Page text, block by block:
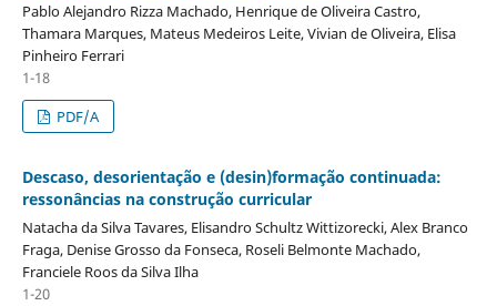
Pablo Alejandro Rizza Machado, Henrique de Oliveira Castro,
Thamara Marques, Mateus Medeiros Leite, Vivian de Oliveira, Elisa
Pinheiro Ferrari
1-18
PDF/A
Descaso, desorientação e (desin)formação continuada:
ressonâncias na construção curricular
Natacha da Silva Tavares, Elisandro Schultz Wittizorecki, Alex Branco
Fraga, Denise Grosso da Fonseca, Roseli Belmonte Machado,
Franciele Roos da Silva Ilha
1-20